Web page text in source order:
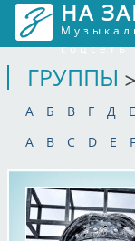
НА
соцсеть
ГРУППЫ
А Б В Г Д Е
A
B C D E F